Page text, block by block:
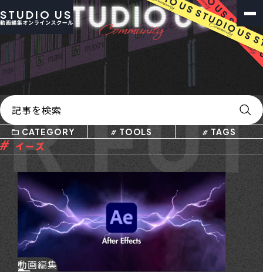
STUDIO US
CATEGORY TOOLS TAGS
イーズ
動画編集